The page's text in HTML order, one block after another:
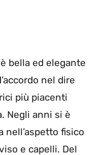
bella ed elegante
nel dire
più piacenti
Negli anni si è
nell’aspetto fisico
e capelli. Del